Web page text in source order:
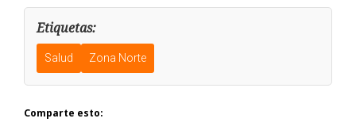
Etiquetas:
Salud Zona Norte
Comparte esto: